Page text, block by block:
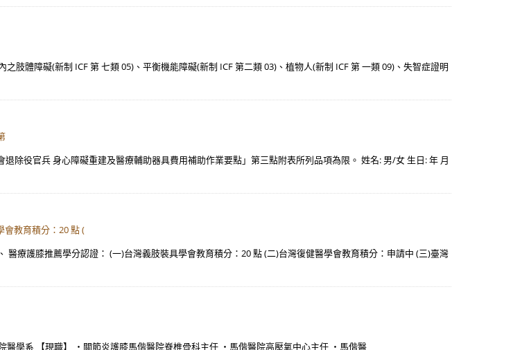
肢體障礙(新制 ICF 第 七類 05)、平衡機能障礙(新制 ICF 第二類 03)、植物人(新制 ICF 第 一類 09)、失智症證明
除役官兵 身心障礙重建及醫療輔助器具費用補助作業要點」第三點附表所列品項為限。 姓名: 男/女 生日: 年 月
會教育積分：20 點 (
療護膝推薦學分認證： (一)台灣義肢裝具學會教育積分：20 點 (二)台灣復健醫學會教育積分：申請中 (三)臺灣
學系 【現職】 ・關節炎護膝馬偕醫院脊椎骨科主任 ・馬偕醫院高壓氧中心主任 ・馬偕醫